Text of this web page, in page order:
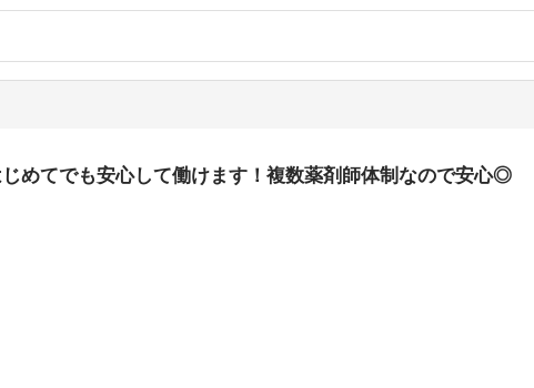
めてでも安心して働けます！複数薬剤師体制なので安心◎